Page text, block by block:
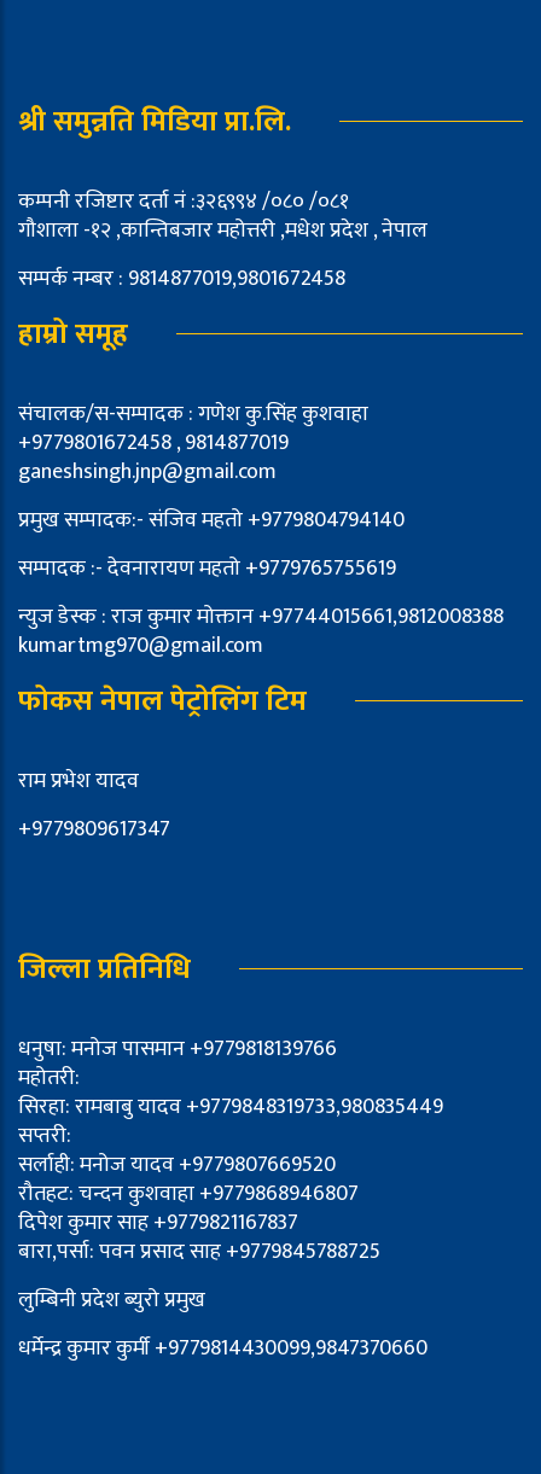
श्री समुन्नति मिडिया प्रा.लि.
कम्पनी रजिष्टार दर्ता नं :३२६९९४ /०८० /०८१
गौशाला -१२ ,कान्तिबजार महोत्तरी ,मधेश प्रदेश , नेपाल
सम्पर्क नम्बर : 9814877019,9801672458
हाम्रो समूह
संचालक/स-सम्पादक : गणेश कु.सिंह कुशवाहा
+9779801672458 , 9814877019
ganeshsingh.jnp@gmail.com
प्रमुख सम्पादक:- संजिव महतो +9779804794140
सम्पादक :- देवनारायण महतो +9779765755619
न्युज डेस्क : राज कुमार मोक्तान +97744015661,9812008388
kumartmg970@gmail.com
फोकस नेपाल पेट्रोलिंग टिम
राम प्रभेश यादव
+9779809617347
जिल्ला प्रतिनिधि
धनुषा: मनोज पासमान +9779818139766
महोतरी:
सिरहा: रामबाबु यादव +9779848319733,980835449
सप्तरी:
सर्लाही: मनोज यादव +9779807669520
रौतहट: चन्दन कुशवाहा +9779868946807
दिपेश कुमार साह +9779821167837
बारा,पर्सा: पवन प्रसाद साह +9779845788725
लुम्बिनी प्रदेश ब्युरो प्रमुख
धर्मेन्द्र कुमार कुर्मी +9779814430099,9847370660